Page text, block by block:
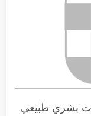
بشري طبيعي